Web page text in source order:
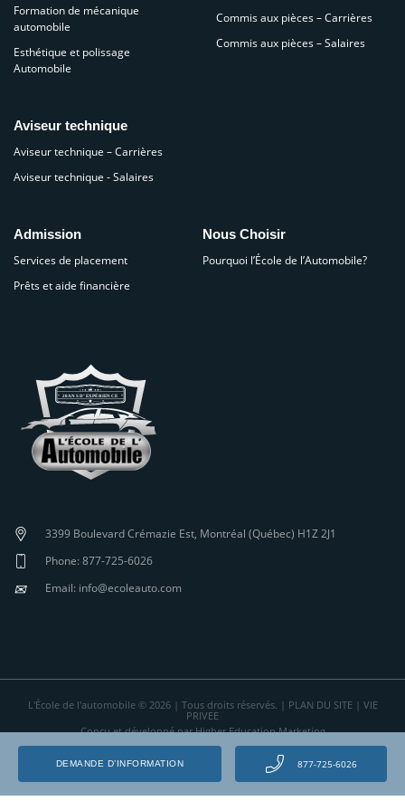
DEMANDE D’INFORMATION 877-725-6026
3399 Boulevard Crémazie Est, Montréal (Québec) H1Z 2J1
Phone: 877-725-6026
✉ Email: info@ecoleauto.com
Formation de mécanique
automobile
Esthétique et polissage
Automobile
Aviseur technique
Aviseur technique – Carrières
Aviseur technique - Salaires
Commis aux pièces – Carrières
Commis aux pièces – Salaires
Admission
Services de placement
Prêts et aide financière
Nous Choisir
Pourquoi l’École de l’Automobile?
L'École de l'automobile © 2026 | Tous droits réservés. | PLAN DU SITE| VIE
PRIVEE
Conçu et développé par Higher Education Marketing